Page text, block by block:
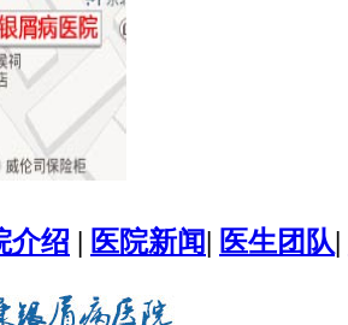
介绍 | 医院新闻| 医生团队|